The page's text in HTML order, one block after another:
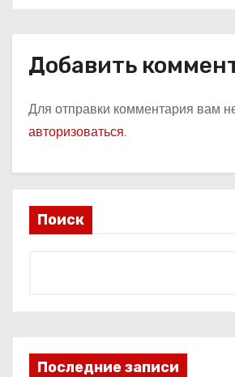
Добавить
Для отправки комментария вам
авторизоваться.
Поиск
Последние записи